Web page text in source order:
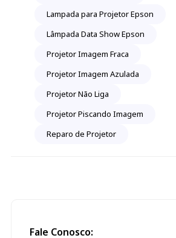
Lampada para Projetor Epson
Lâmpada Data Show Epson
Projetor Imagem Fraca
Projetor Imagem Azulada
Projetor Não Liga
Projetor Piscando Imagem
Reparo de Projetor
Fale Conosco: